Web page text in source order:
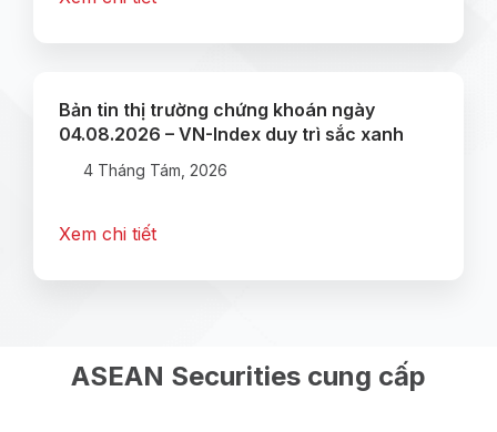
Bản tin thị trường chứng khoán ngày
04.08.2026 – VN-Index duy trì sắc xanh
4 Tháng Tám, 2026
Xem chi tiết
ASEAN Securities cung cấp